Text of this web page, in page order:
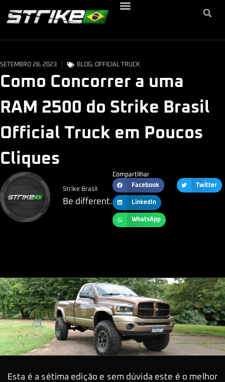
SETEMBRO 28, 2023 BLOG, OFFICIAL TRUCK
Como Concorrer a uma
RAM 2500 do Strike Brasil
Official Truck em Poucos
Cliques
Strike Brasil
Be different.
Compartilhar
Facebook
Twitter
LinkedIn
WhatsApp
Esta é a sétima edição e sem dúvida este é o melhor